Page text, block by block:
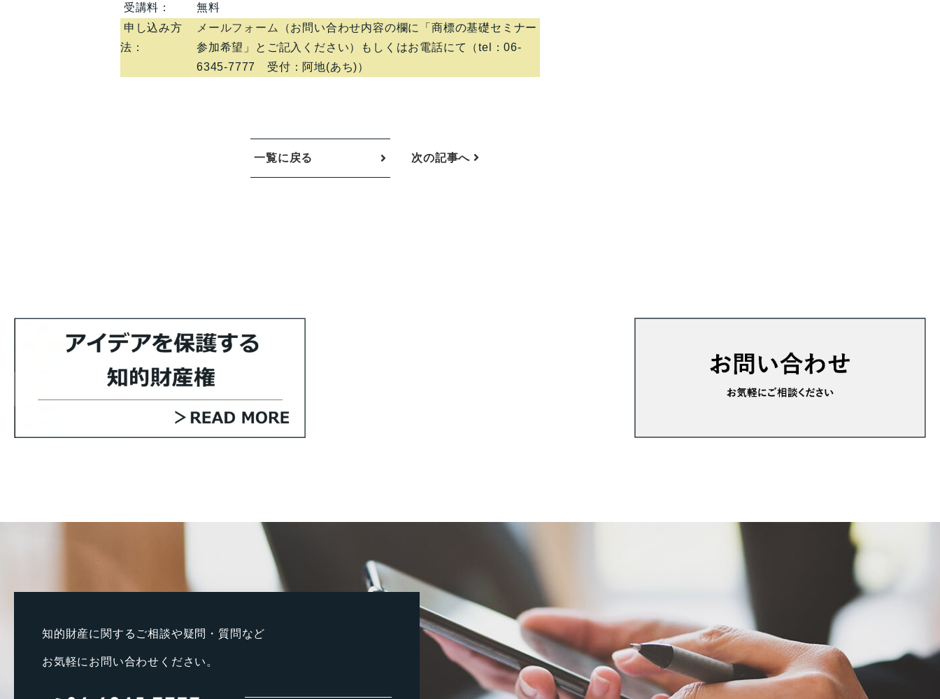
受講料：
無料
申し込み方
法：
メールフォーム
（お問い合わせ内容の欄に「商標の基礎セミナー
参加希望」とご記入ください）もしくはお電話にて（tel：06-
6345-7777 受付：阿地(あち)）
一覧に戻る 次の記事へ
知的財産に関するご相談や疑問・質問など
お気軽にお問い合わせください。